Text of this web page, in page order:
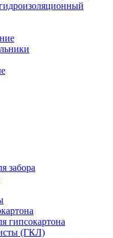
забора
гипсокартона
(ГКЛ)